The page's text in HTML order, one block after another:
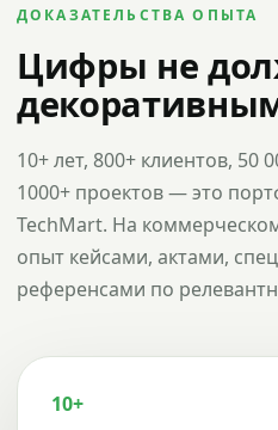
ДОКАЗАТЕЛЬСТВА ОПЫТА
Цифры не
10+ лет, 800+ клиентов, 50
1000+ проектов — это
TechMart. На
опыт кейсами, актами,
референсами по
10+